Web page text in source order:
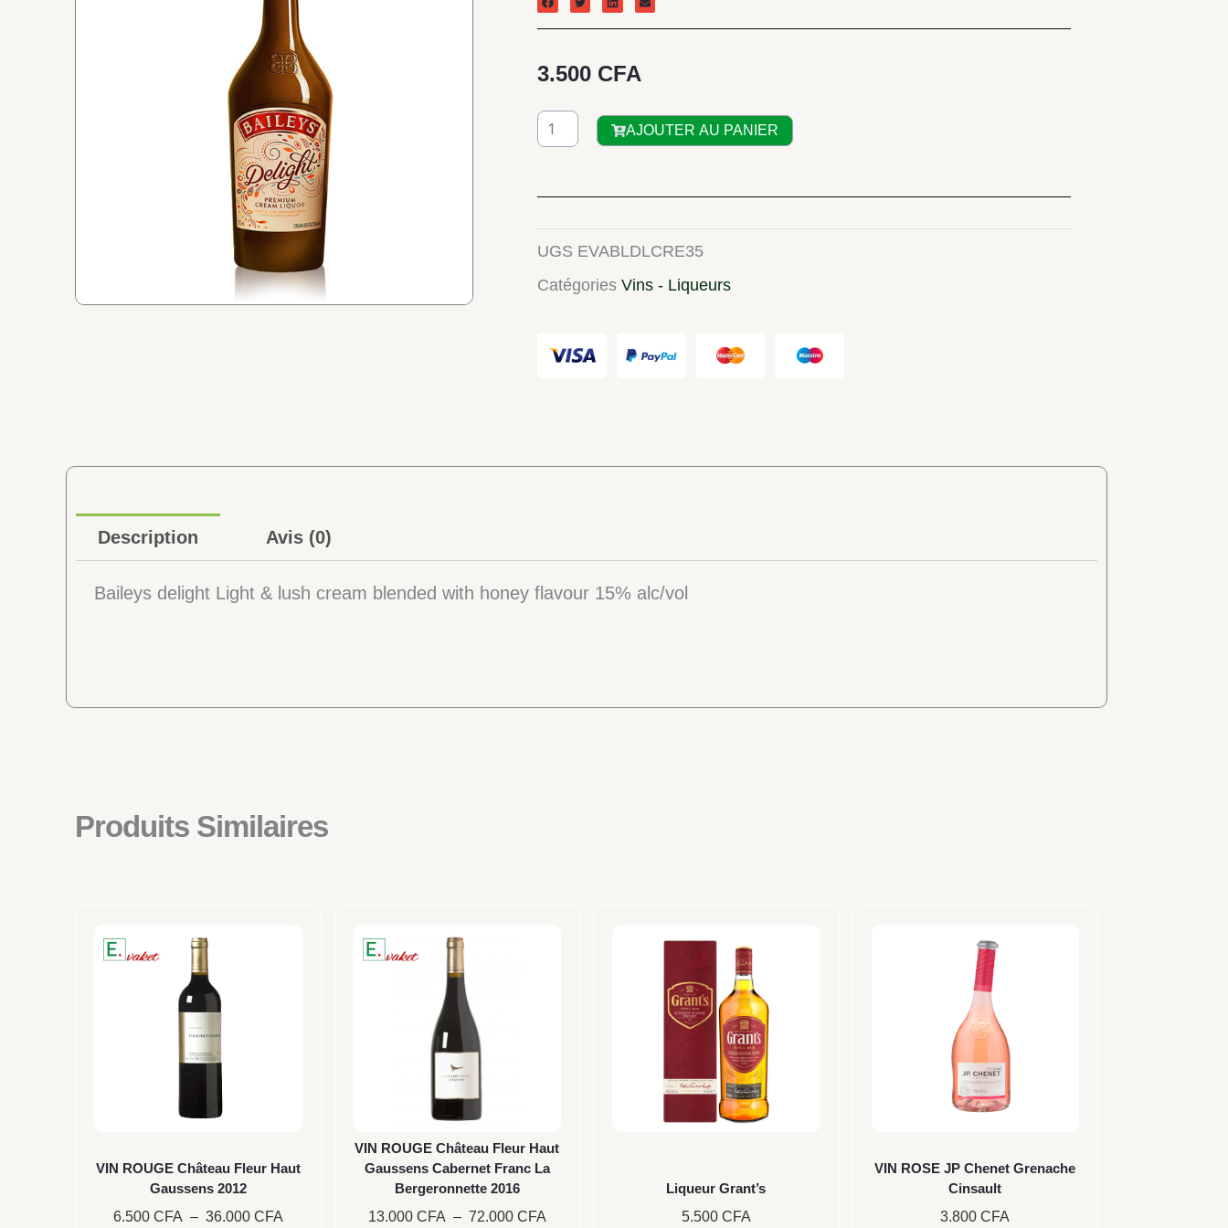
3.500 CFA
quantité
de
Light
&
lush
AJOUTER AU PANIER
UGS EVABLDLCRE35
Catégories Vins - Liqueurs
Description Avis (0)
Baileys delight Light & lush cream blended with honey flavour 15% alc/vol
Produits Similaires
VIN ROUGE Château Fleur Haut
Gaussens 2012
6.500 CFA – 36.000 CFA
produit
a
plusieurs
variations.
Les
options
peuvent
choisies
sur
la
VIN ROUGE Château Fleur Haut
Gaussens Cabernet Franc La
Bergeronnette 2016
13.000 CFA – 72.000 CFA
produit
a
plusieurs
variations.
Les
options
peuvent
être
choisies
sur
la
Liqueur Grant’s
5.500 CFA
VIN ROSE JP Chenet Grenache
Cinsault
3.800CFA